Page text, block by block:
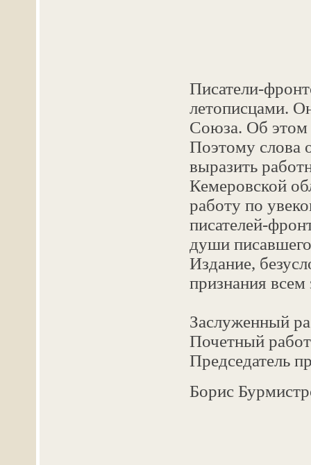
Писатели-
летописцами.
Союза. Об
Поэтому слова
выразить
Кемеровской
работу по
писателей-
души
Издание,
признания
Заслуженный
Почетный
Председатель
Борис